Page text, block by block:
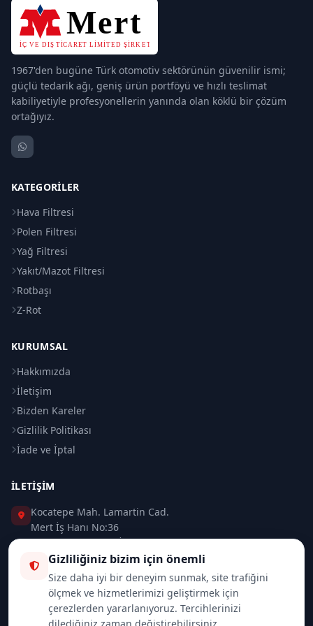
1967'den bugüne Türk otomotiv sektörünün güvenilir ismi;
güçlü tedarik ağı, geniş ürün portföyü ve hızlı teslimat
kabiliyetiyle profesyonellerin yanında olan köklü bir çözüm
ortağıyız.
KATEGORILER
Hava Filtresi
Polen Filtresi
Yağ Filtresi
Yakıt/Mazot Filtresi
Rotbaşı
Z-Rot
KURUMSAL
Hakkımızda
İletişim
Bizden Kareler
Gizlilik Politikası
İade ve İptal
İLETIŞIM
Kocatepe Mah. Lamartin Cad.
Mert İş Hanı No:36
Taksim / Beyoğlu / İSTANBUL
0 (212) 235 37 83
0 (532) 418 08 46
Gizliliğiniz bizim için önemli
Size daha iyi bir deneyim sunmak, site trafiğini
ölçmek ve hizmetlerimizi geliştirmek için
çerezlerden yararlanıyoruz. Tercihlerinizi